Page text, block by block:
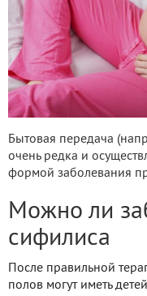
Бытовая передача
очень редка и
формой заболевания
Можно ли
сифилиса
После правильной
полов могут иметь